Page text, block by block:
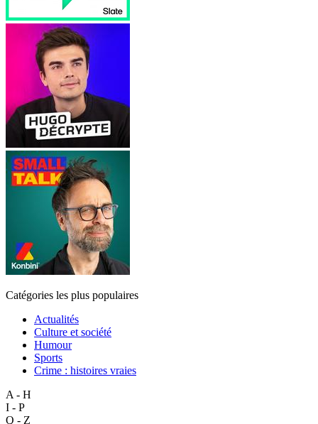
Catégories les plus populaires
Actualités
Culture et société
Humour
Sports
Crime : histoires vraies
A - H
I - P
Q - Z